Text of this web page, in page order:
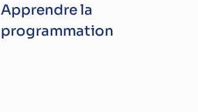
Apprendre la
programmation